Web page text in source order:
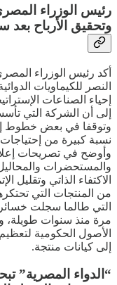
رئيس الوزراء
وتحقيق الأرباح بعد
أكد رئيس الوزراء
النصر للكيماويات
إحياء الصناعات
وتوقفا في بعض خطوط
نسبة كبيرة من
وأوضح في تصريحات
والمستحضرات
الاكتفاء الذاتي وتقليل
من المنتجات التي
التي طالما سجلت
مرة منذ سنوات طويلة،
الأصول الحكومية
إلى كيانات منتجة.
“الدواء المصرية”